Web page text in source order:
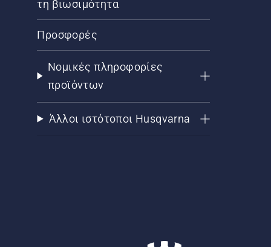
τη βιωσιμότητα
Προσφορές
Νομικές πληροφορίες
προϊόντων
Άλλοι ιστότοποι Husqvarna